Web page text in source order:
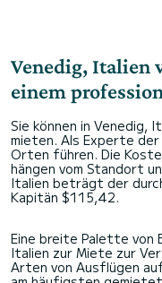
Venedig, Italien
einem
Sie können in Venedig,
mieten. Als Experte der
Orten führen. Die
hängen vom Standort
Italien beträgt der
Kapitän $115,42.
Eine breite Palette von
Italien zur Miete zur
Arten von Ausflügen